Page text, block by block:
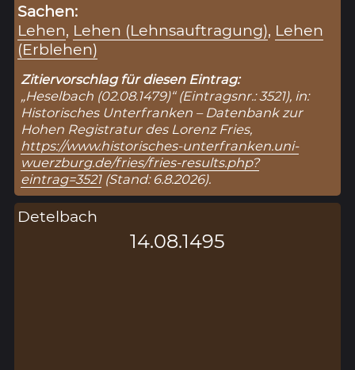
Sachen:
Lehen, Lehen (Lehnsauftragung), Lehen
(Erblehen)
Zitiervorschlag für diesen Eintrag:
„Heselbach (02.08.1479)“ (Eintragsnr.: 3521), in:
Historisches Unterfranken – Datenbank zur
Hohen Registratur des Lorenz Fries,
https://www.historisches-unterfranken.uni-
wuerzburg.de/fries/fries-results.php?
eintrag=3521(Stand: 6.8.2026).
Detelbach
14.08.1495